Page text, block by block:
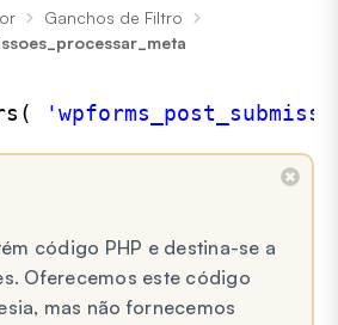
Ganchos de Filtro
código PHP e destina-se a
Oferecemos este código
mas não fornecemos